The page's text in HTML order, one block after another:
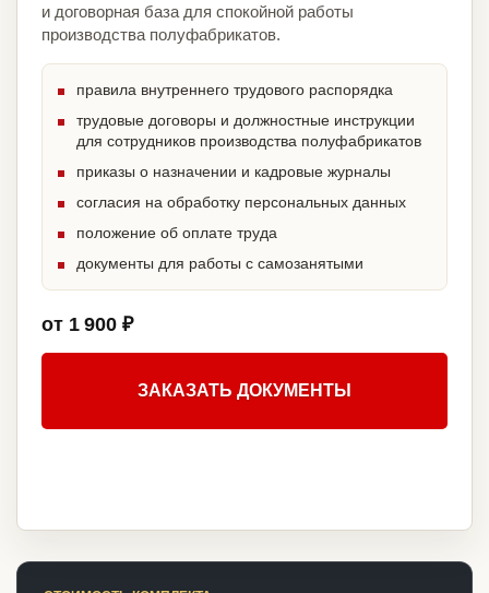
и договорная база для спокойной работы
производства полуфабрикатов.
правила внутреннего трудового распорядка
трудовые договоры и должностные инструкции
для сотрудников производства полуфабрикатов
приказы о назначении и кадровые журналы
согласия на обработку персональных данных
положение об оплате труда
документы для работы с самозанятыми
от 1 900 ₽
ЗАКАЗАТЬ ДОКУМЕНТЫ